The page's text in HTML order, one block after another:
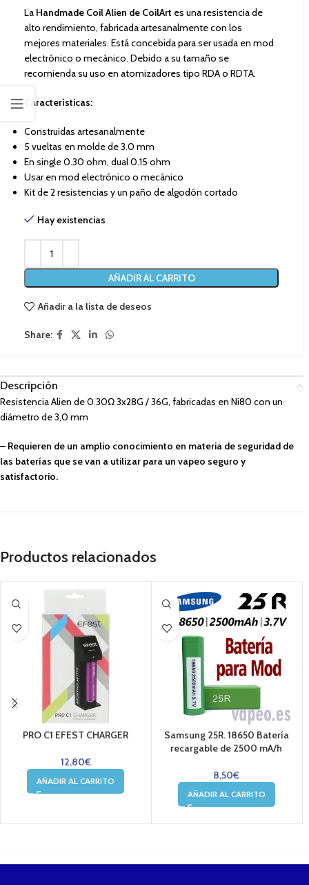
La Handmade Coil Alien de CoilArt es una resistencia de
alto rendimiento, fabricada artesanalmente con los
mejores materiales. Está concebida para ser usada en mod
electrónico o mecánico. Debido a su tamaño se
recomienda su uso en atomizadores tipo RDA o RDTA.
Características:
Construidas artesanalmente
5 vueltas en molde de 3.0 mm
En single 0.30 ohm, dual 0.15 ohm
Usar en mod electrónico o mecánico
Kit de 2 resistencias y un paño de algodón cortado
Hay existencias
AÑADIR AL CARRITO
Añadir a la lista de deseos
Share:
Descripción
Resistencia Alien de 0.30Ω 3x28G / 36G, fabricadas en Ni80 con un
diámetro de 3,0 mm
– Requieren de un amplio conocimiento en materia de seguridad de
las baterías que se van a utilizar para un vapeo seguro y
satisfactorio.
Productos relacionados
PRO C1 EFEST CHARGER
12,80€
AÑADIR AL CARRITO
Samsung 25R. 18650 Batería
recargable de 2500 mA/h
8,50€
AÑADIR AL CARRITO